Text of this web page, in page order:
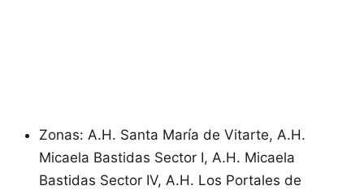
Zonas: A.H. Santa María de Vitarte, A.H.
Micaela Bastidas Sector I, A.H. Micaela
Bastidas Sector IV, A.H. Los Portales de